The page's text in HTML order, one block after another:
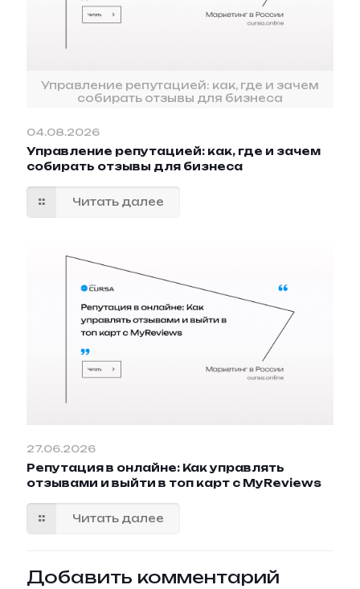
Управление репутацией: как, где и зачем
собирать отзывы для бизнеса
04.08.2026
Управление репутацией: как, где и зачем
собирать отзывы для бизнеса
Читать далее
27.06.2026
Репутация в онлайне: Как управлять
отзывами и выйти в топ карт с MyReviews
Читать далее
Добавить комментарий